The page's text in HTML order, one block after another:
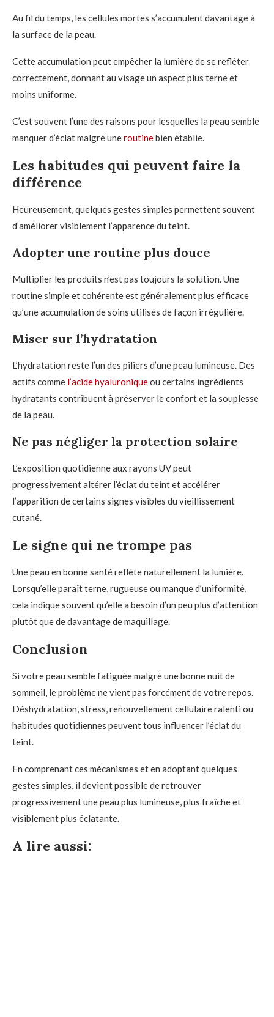
Au fil du temps, les cellules mortes s’accumulent davantage à
la surface de la peau.
Cette accumulation peut empêcher la lumière de se refléter
correctement, donnant au visage un aspect plus terne et
moins uniforme.
C’est souvent l’une des raisons pour lesquelles la peau semble
manquer d’éclat malgré uneroutinebien établie.
Les habitudes qui peuvent faire la
différence
Heureusement, quelques gestes simples permettent souvent
d’améliorer visiblement l’apparence du teint.
Adopter une routine plus douce
Multiplier les produits n’est pas toujours la solution. Une
routine simple et cohérente est généralement plus efficace
qu’une accumulation de soins utilisés de façon irrégulière.
Miser sur l’hydratation
L’hydratation reste l’un des piliers d’une peau lumineuse. Des
actifs comme l’acide hyaluroniqueou certains ingrédients
hydratants contribuent à préserver le confort et la souplesse
de la peau.
Ne pas négliger la protection solaire
L’exposition quotidienne aux rayons UV peut
progressivement altérer l’éclat du teint et accélérer
l’apparition de certains signes visibles du vieillissement
cutané.
Le signe qui ne trompe pas
Une peau en bonne santé reflète naturellement la lumière.
Lorsqu’elle paraît terne, rugueuse ou manque d’uniformité,
cela indique souvent qu’elle a besoin d’un peu plus d’attention
plutôt que de davantage de maquillage.
Conclusion
Si votre peau semble fatiguée malgré une bonne nuit de
sommeil, le problème ne vient pas forcément de votre repos.
Déshydratation, stress, renouvellement cellulaire ralenti ou
habitudes quotidiennes peuvent tous influencer l’éclat du
teint.
En comprenant ces mécanismes et en adoptant quelques
gestes simples, il devient possible de retrouver
progressivement une peau plus lumineuse, plus fraîche et
visiblement plus éclatante.
A lire aussi: